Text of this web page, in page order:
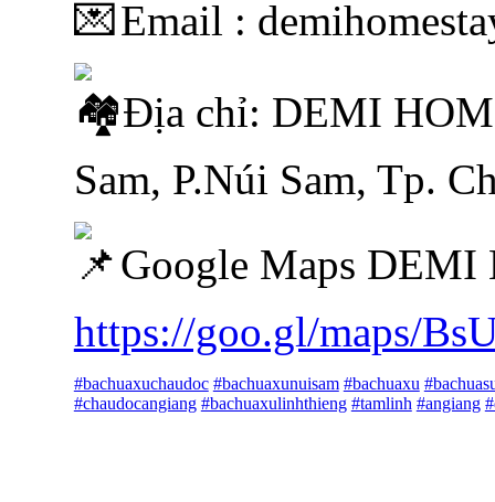
Email :
Địa chỉ: DEMI
Sam, P.Núi Sam, Tp.
Google Maps DEMI
https://goo.gl/maps/
#bachuaxuchaudoc #bachuaxunuisam #bachuaxu
#chaudocangiang #bachuaxulinhthieng #tamlinh #angiang